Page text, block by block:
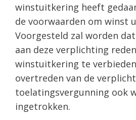
winstuitkering heeft
de voorwaarden om winst
Voorgesteld zal worden
aan deze verplichting
winstuitkering te
overtreden van de
toelatingsvergunning ook
ingetrokken.